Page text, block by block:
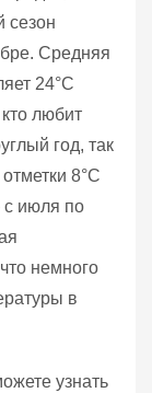
сезон
Средняя
24°C
любит
год, так
8°C
июля по
немного
в
узнать